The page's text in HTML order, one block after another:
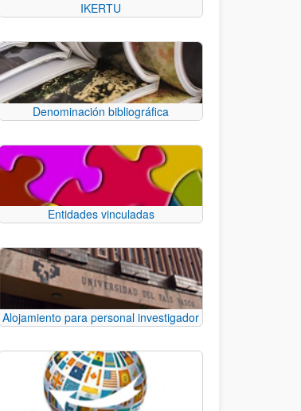
desplazarse.
IKERTU
Denominación bibliográfica
Entidades vinculadas
Alojamiento para personal investigador